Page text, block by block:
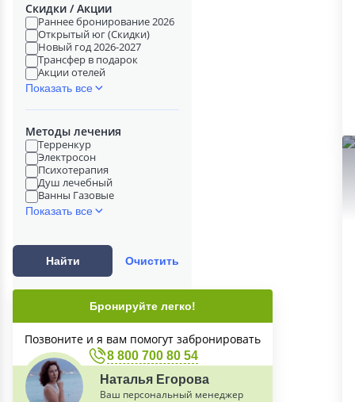
Скидки / Акции
Раннее бронирование 2026
Открытый юг (Скидки)
Новый год 2026-2027
Трансфер в подарок
Акции отелей
Показать все
Методы лечения
Терренкур
Электросон
Психотерапия
Душ лечебный
Ванны Газовые
Показать все
Найти Очистить
Бронируйте легко!
Позвоните и я вам помогут забронировать
8 800 700 80 54
Наталья Егорова
Ваш персональный менеджер